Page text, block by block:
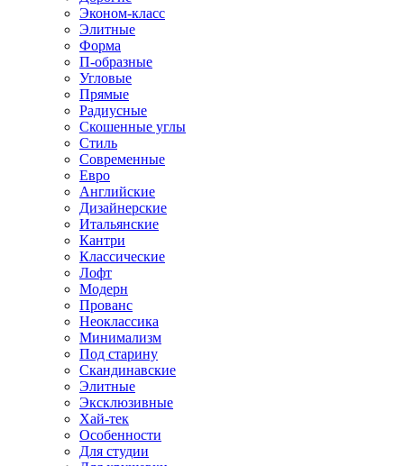
Эконом-класс
Элитные
Форма
П-образные
Угловые
Прямые
Радиусные
Скошенные углы
Стиль
Современные
Евро
Английские
Дизайнерские
Итальянские
Кантри
Классические
Лофт
Модерн
Прованс
Неоклассика
Минимализм
Под старину
Скандинавские
Элитные
Эксклюзивные
Хай-тек
Особенности
Для студии